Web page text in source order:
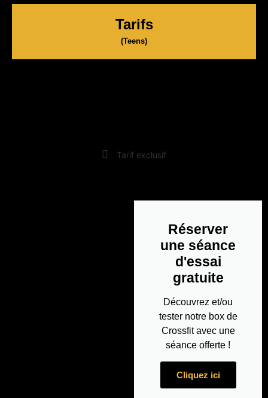
Tarifs
(Teens)
Tarif exclusif
Réserver
une séance
d'essai
gratuite
Découvrez et/ou
tester notre box de
Crossfit avec une
séance offerte !
Cliquez ici